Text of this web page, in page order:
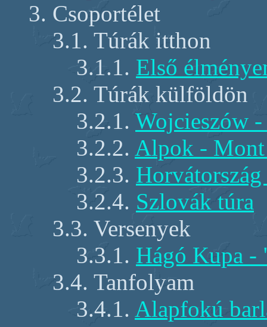
3. Csoportélet
3.1. Túrák itthon
3.1.1. Első
3.2. Túrák külföldön
3.2.1. Wojcieszów
3.2.2. Alpok -
3.2.3.
3.2.4. Szlovák túra
3.3. Versenyek
3.3.1. Hágó Kupa
3.4. Tanfolyam
3.4.1. Alapfokú